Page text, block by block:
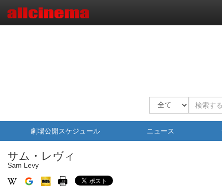
劇場公開スケジュール ニュース
サム・レヴィ
Sam Levy